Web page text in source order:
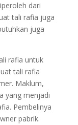
dari
tali rafia juga
juga
rafia untuk
tali rafia
Maklum,
yang menjadi
Pembelinya
pabrik.